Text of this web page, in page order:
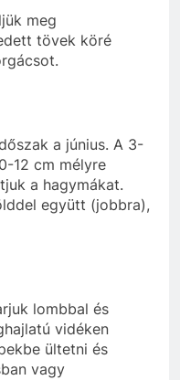
meg
tövek köré
a június. A 3-
12 cm mélyre
a hagymákat.
együtt (jobbra),
lombbal és
vidéken
ültetni és
vagy